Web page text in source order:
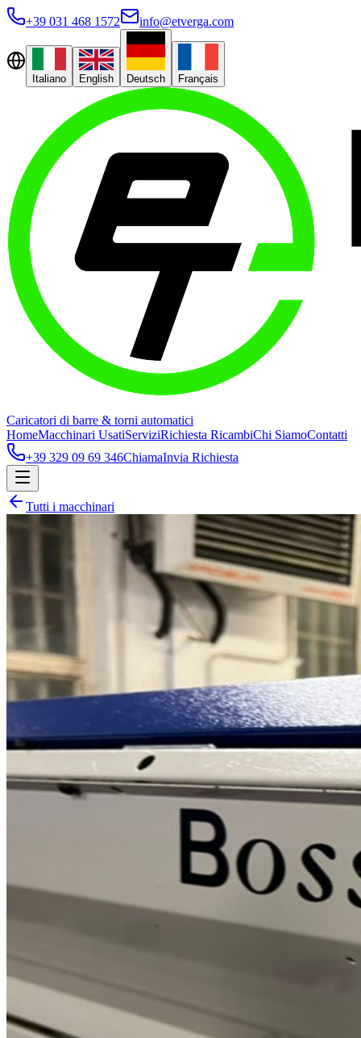
+39 031 468 1572 info@etverga.com
Italiano English Deutsch Français
Caricatori di barre & torni automatici
HomeMacchinari UsatiServiziRichiesta RicambiChi SiamoContatti
+39 329 09 69 346ChiamaInvia Richiesta
Tutti i macchinari